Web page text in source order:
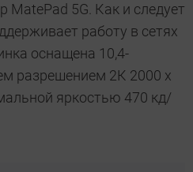
5G. Как и следует
работу в сетях
оснащена 10,4-
разрешением 2К 2000 х
яркостью 470 кд/